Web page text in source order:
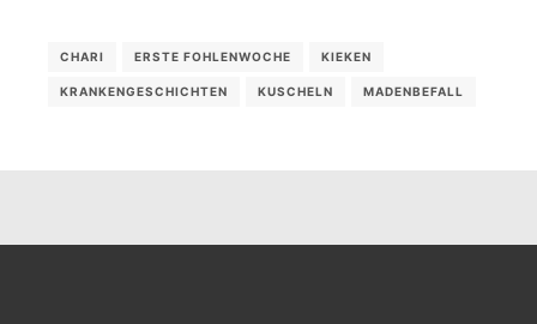
CHARI ERSTE FOHLENWOCHE KIEKEN
KRANKENGESCHICHTEN KUSCHELN MADENBEFALL